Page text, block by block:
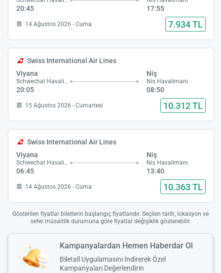
20:45 17:55
14 Ağustos 2026 - Cuma 7.934 TL
Swiss International Air Lines
Viyana
Schwechat Havalimanı
20:05
Niş
Nis Havalimanı
08:50
15 Ağustos 2026 - Cumartesi 10.312 TL
Swiss International Air Lines
Viyana
Schwechat Havalimanı
06:45
Niş
Nis Havalimanı
13:40
14 Ağustos 2026 - Cuma 10.363 TL
Gösterilen fiyatlar biletlerin başlangıç fiyatlarıdır. Seçilen tarih, lokasyon ve
sefer müsaitlik durumuna göre fiyatlar değişiklik gösterebilir.
Kampanyalardan Hemen Haberdar Ol
Biletall Uygulamasını Indirerek Özel
Kampanyaları Değerlendirin